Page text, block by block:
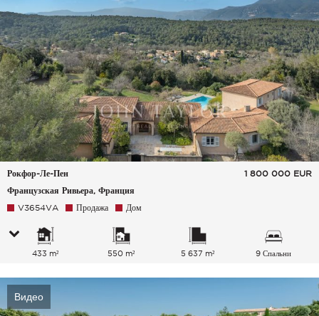
Рокфор-Ле-Пен
Французская Ривьера, Франция
1 800 000 EUR
V3654VA Продажа Дом
433 m² 550 m² 5 637 m² 9 Спальни
Видео